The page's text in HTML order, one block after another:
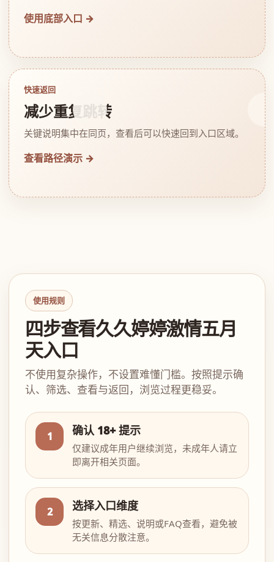
使用底部入口 →
快速返回
减少重复跳转
关键说明集中在同页，查看后可以快速回到入口区域。
查看路径演示 →
使用规则
四步查看久久婷婷激情五月
天入口
不使用复杂操作，不设置难懂门槛。按照提示确
认、筛选、查看与返回，浏览过程更稳妥。
1 确认 18+ 提示
仅建议成年用户继续浏览，未成年人请立
即离开相关页面。
2 选择入口维度
按更新、精选、说明或FAQ查看，避免被
无关信息分散注意。